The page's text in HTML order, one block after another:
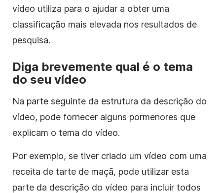
vídeo utiliza para o ajudar a obter uma
classificação mais elevada nos resultados de
pesquisa.
Diga brevemente qual é o tema
do seu vídeo
Na parte seguinte da estrutura da descrição do
vídeo, pode fornecer alguns pormenores que
explicam o tema do vídeo.
Por exemplo, se tiver criado um vídeo com uma
receita de tarte de maçã, pode utilizar esta
parte da descrição do vídeo para incluir todos